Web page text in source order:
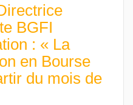
BGFI
: « La
en Bourse
du mois de